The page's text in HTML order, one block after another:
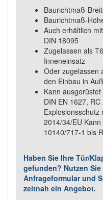
Baurichtmaß-
Baurichtmaß-
Auch erhältlich
DIN 18095
Zugelassen als
Inneneinsatz
Oder zugelassen
den Einbau in
Kann
DIN EN 1627,
Explosionsschutz
2014/34/EU
10140/717-1 bis
Haben Sie Ihre Tür/
gefunden? Nutzen
Anfrageformular und
zeitnah ein Angebot.